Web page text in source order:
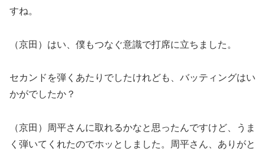
すね。
（京田）はい、僕もつなぐ意識で打席に立ちました。
セカンドを弾くあたりでしたけれども、バッティングはい
かがでしたか？
（京田）周平さんに取れるかなと思ったんですけど、うま
く弾いてくれたのでホッとしました。周平さん、ありがと